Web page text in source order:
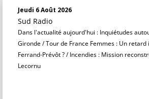
Jeudi 6 Août 2026
Sud Radio
Dans l'actualité aujourd'hui : Inquiétudes
Gironde / Tour de France Femmes : Un
Ferrand-Prévôt ? / Incendies : Mission
Lecornu